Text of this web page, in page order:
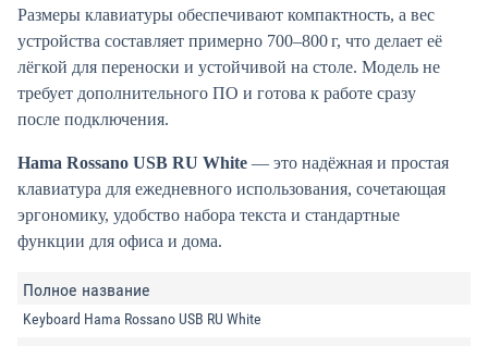
Размеры клавиатуры обеспечивают компактность, а вес
устройства составляет примерно 700–800 г, что делает её
лёгкой для переноски и устойчивой на столе. Модель не
требует дополнительного ПО и готова к работе сразу
после подключения.
Hama Rossano USB RU White — это надёжная и простая
клавиатура для ежедневного использования, сочетающая
эргономику, удобство набора текста и стандартные
функции для офиса и дома.
Полное название
Keyboard Hama Rossano USB RU White